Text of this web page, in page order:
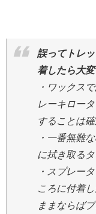
誤ってトレ
着したら大変
・ワックス
レーキロー
することは確
・一番無難
に拭き取るタ
・スプレー
ころに付着
ままならば